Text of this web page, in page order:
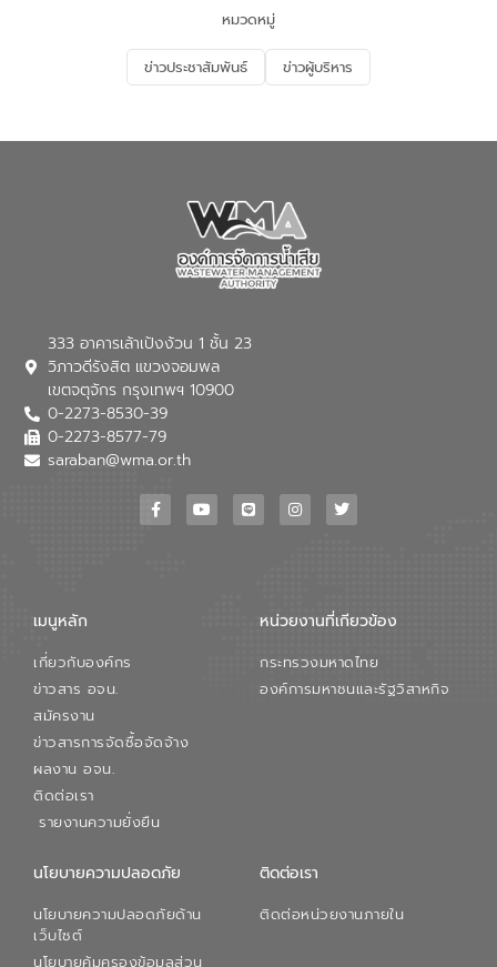
จัดการน้ำเสียและสร้างจิตสำนึกในการ
อนุรักษ์สิ่งแวดล้อม ในหัวข้อ “น้ำเสียชุมชน
และการบำบัดน้ำเสียเบื้องต้น” โดยให้ความรู้
เกี่ยวกับสาเหตุและผลกระทบของน้ำเสีย
ณ เทศบาลตำบลบางเลน จังหวัดนครปฐม
หมวดหมู่
ข่าวประชาสัมพันธ์ ข่าวผู้บริหาร
333 อาคารเล้าเป้งง้วน 1 ชั้น 23
วิภาวดีรังสิต แขวงจอมพล
เขตจตุจักร กรุงเทพฯ 10900
0-2273-8530-39
0-2273-8577-79
saraban@wma.or.th
เมนูหลัก
เกี่ยวกับองค์กร
ข่าวสาร อจน.
สมัครงาน
ข่าวสารการจัดซื้อจัดจ้าง
ผลงาน อจน.
ติดต่อเรา
รายงานความยั่งยืน
หน่วยงานที่เกียวข้อง
กระทรวงมหาดไทย
องค์การมหาชนและรัฐวิสาหกิจ
นโยบายความปลอดภัย
นโยบายความปลอดภัยด้าน
เว็บไซต์
นโยบายคุ้มครองข้อมูลส่วน
ติดต่อเรา
ติดต่อหน่วยงานภายใน